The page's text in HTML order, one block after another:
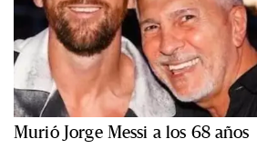
Murió Jorge Messi a los 68 años